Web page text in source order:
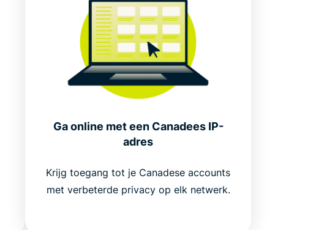
Ga online met een Canadees IP-
adres
Krijg toegang tot je Canadese accounts
met verbeterde privacy op elk netwerk.